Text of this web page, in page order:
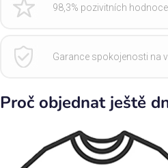
98,3% pozivitních
Garance spokojenosti na
Proč objednat ještě